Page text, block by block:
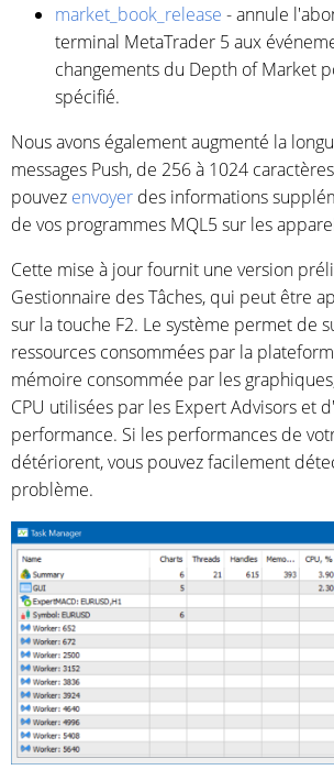
market_book_release - annule
terminal MetaTrader 5 aux
changements du Depth of Market
spécifié.
Nous avons également augmenté la
messages Push, de 256 à 1024
pouvez envoyer des informations
de vos programmes MQL5 sur les
Cette mise à jour fournit une version
Gestionnaire des Tâches, qui peut être
sur la touche F2. Le système permet de
ressources consommées par la
mémoire consommée par les
CPU utilisées par les Expert Advisors et
performance. Si les performances de
détériorent, vous pouvez facilement
problème.